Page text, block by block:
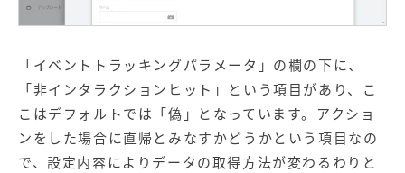
「イベントトラッキングパラメータ」の欄の下に、
「非インタラクションヒット」という項目があり、こ
こはデフォルトでは「偽」となっています。アクショ
ンをした場合に直帰とみなすかどうかという項目なの
で、設定内容によりデータの取得方法が変わるわりと